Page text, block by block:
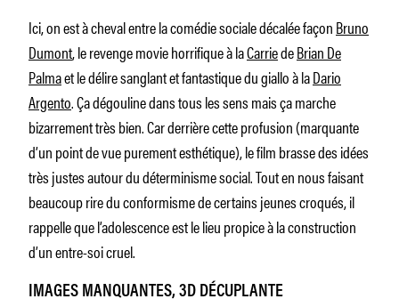
Ici, on est à cheval entre la comédie sociale décalée façonBruno
Dumont, lerevenge moviehorrifique à laCarriedeBrian De
Palmaet le délire sanglant et fantastique dugialloà laDario
Argento. Ça dégouline dans tous les sens mais ça marche
bizarrement très bien. Car derrière cette profusion (marquante
d’un point de vue purement esthétique), le film brasse des idées
très justes autour du déterminisme social. Tout en nous faisant
beaucoup rire du conformisme de certains jeunes croqués, il
rappelle que l’adolescence est le lieu propice à la construction
d’un entre-soi cruel.
IMAGES MANQUANTES, 3D DÉCUPLANTE